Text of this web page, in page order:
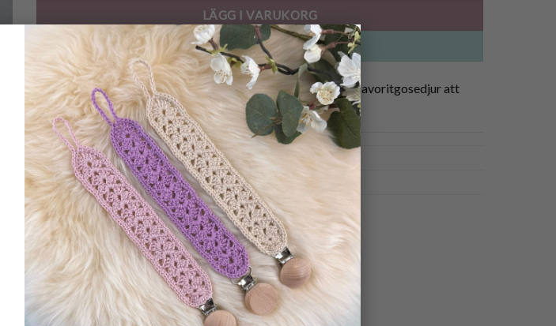
×
LÄGG I VARUKORG
BUY NOW
Liten kanelbulle virkad i bomullsgarn. För den lille eller hens favoritgosedjur att
leka med i leksakscafet. 39 kr/st.
SKU:602
Category:Crochet pastries
Tags:
till leksakscafet,till leksaksköket,virkad kanelbulle, crochet pasties
Dela: